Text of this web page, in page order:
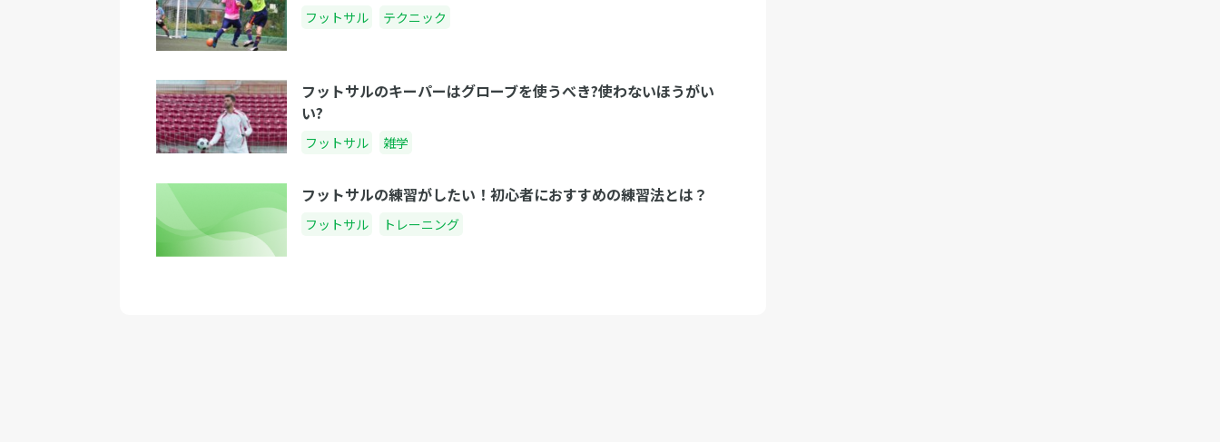
フットサル テクニック
フットサルのキーパーはグローブを使うべき?使わないほうがい
い?
フットサル 雑学
フットサルの練習がしたい！初心者におすすめの練習法とは？
フットサル トレーニング